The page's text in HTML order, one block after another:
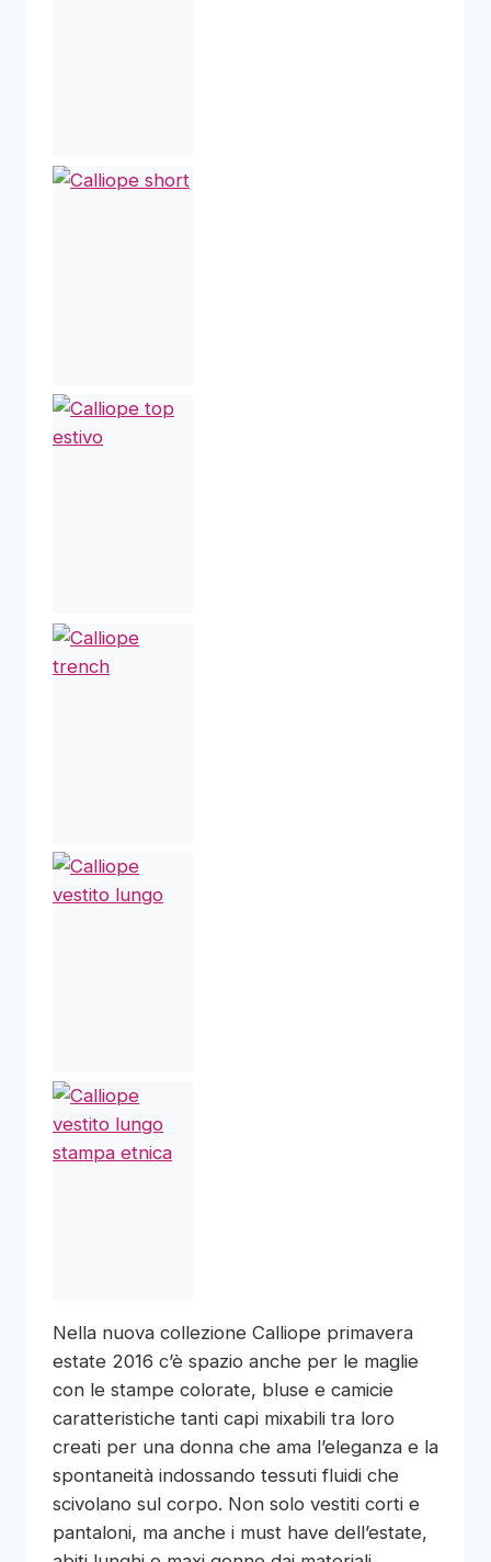
Nella nuova collezione Calliope primavera
estate 2016 c’è spazio anche per le maglie
con le stampe colorate, bluse e camicie
caratteristiche tanti capi mixabili tra loro
creati per una donna che ama l’eleganza e la
spontaneità indossando tessuti fluidi che
scivolano sul corpo. Non solo vestiti corti e
pantaloni, ma anche i must have dell’estate,